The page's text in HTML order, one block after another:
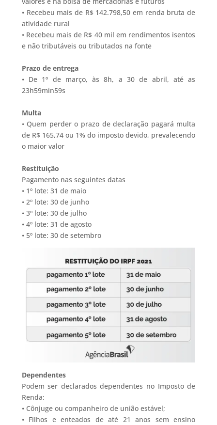
• Recebeu mais de R$ 142.798,50 em renda bruta de
atividade rural
• Recebeu mais de R$ 40 mil em rendimentos isentos
e não tributáveis ou tributados na fonte
Prazo de entrega
• De 1º de março, às 8h, a 30 de abril, até as
23h59min59s
Multa
• Quem perder o prazo de declaração pagará multa
de R$ 165,74 ou 1% do imposto devido, prevalecendo
o maior valor
Restituição
Pagamento nas seguintes datas
• 1º lote: 31 de maio
• 2º lote: 30 de junho
• 3º lote: 30 de julho
• 4º lote: 31 de agosto
• 5º lote: 30 de setembro
Dependentes
Podem ser declarados dependentes no Imposto de
Renda:
• Cônjuge ou companheiro de união estável;
• Filhos e enteados de até 21 anos sem ensino